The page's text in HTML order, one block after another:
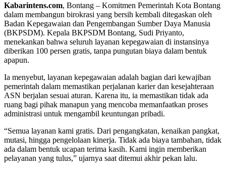
Kabarintens.com, Bontang – Komitmen Pemerintah Kota Bontang
dalam membangun birokrasi yang bersih kembali ditegaskan oleh
Badan Kepegawaian dan Pengembangan Sumber Daya Manusia
(BKPSDM). Kepala BKPSDM Bontang, Sudi Priyanto,
menekankan bahwa seluruh layanan kepegawaian di instansinya
diberikan 100 persen gratis, tanpa pungutan biaya dalam bentuk
apapun.
Ia menyebut, layanan kepegawaian adalah bagian dari kewajiban
pemerintah dalam memastikan perjalanan karier dan kesejahteraan
ASN berjalan sesuai aturan. Karena itu, ia memastikan tidak ada
ruang bagi pihak manapun yang mencoba memanfaatkan proses
administrasi untuk mengambil keuntungan pribadi.
“Semua layanan kami gratis. Dari pengangkatan, kenaikan pangkat,
mutasi, hingga pengelolaan kinerja. Tidak ada biaya tambahan, tidak
ada dalam bentuk ucapan terima kasih. Kami ingin memberikan
pelayanan yang tulus,” ujarnya saat ditemui akhir pekan lalu.